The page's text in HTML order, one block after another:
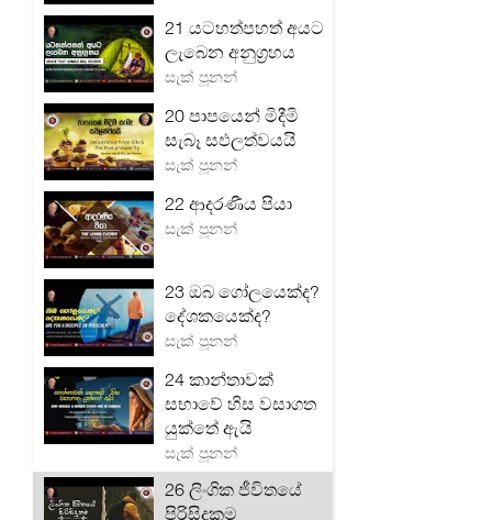
21 යටහත්පහත් අයට
ලැබෙන අනුග්‍රහය
සැක් පූනන්
20 පාපයෙන් මිදීමි
සැබෑ සඵලත්වයයි
සැක් පූනන්
22 ආදරණීය පියා
සැක් පූනන්
23 ඔබ ගෝලයෙක්ද?
දේශකයෙක්ද?
සැක් පූනන්
24 කාන්තාවක්
සභාවේ හිස වසාගත
යුක්තේ ඇයි
සැක් පූනන්
26 ලිංගික ජීවිතයේ
පිරිසිදුකම